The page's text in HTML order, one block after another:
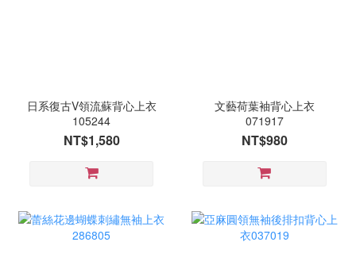
日系復古V領流蘇背心上衣
105244
NT$1,580
文藝荷葉袖背心上衣
071917
NT$980